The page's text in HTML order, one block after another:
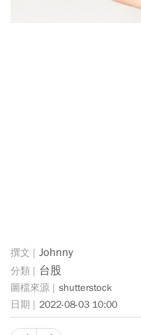
Johnny
台股
shutterstock
2022-08-03 10:00